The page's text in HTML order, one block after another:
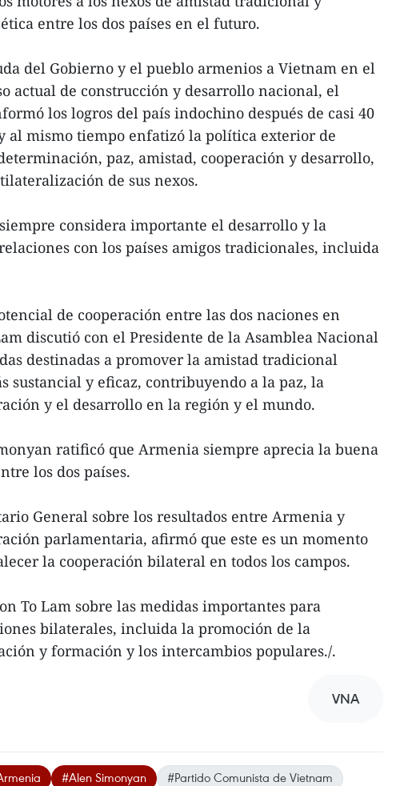
entre los dos países en el futuro.
del Gobierno y el pueblo armenios a Vietnam en el
actual de construcción y desarrollo nacional, el
los logros del país indochino después de casi 40
al mismo tiempo enfatizó la política exterior de
paz, amistad, cooperación y desarrollo,
de sus nexos.
considera importante el desarrollo y la
con los países amigos tradicionales, incluida
de cooperación entre las dos naciones en
discutió con el Presidente de la Asamblea Nacional
destinadas a promover la amistad tradicional
sustancial y eficaz, contribuyendo a la paz, la
y el desarrollo en la región y el mundo.
ratificó que Armenia siempre aprecia la buena
los dos países.
General sobre los resultados entre Armenia y
parlamentaria, afirmó que este es un momento
la cooperación bilateral en todos los campos.
To Lam sobre las medidas importantes para
bilaterales, incluida la promoción de la
y formación y los intercambios populares./.
VNA
#Alen Simonyan
#Partido Comunista de Vietnam